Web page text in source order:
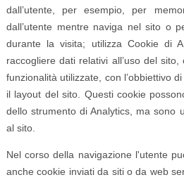
dall’utente, per esempio, per
dall’utente mentre naviga nel sito o
durante la visita; utilizza Cookie di
raccogliere dati relativi all’uso del
funzionalità utilizzate, con l’obbiettivo
il layout del sito. Questi cookie
dello strumento di Analytics, ma sono
al sito.
Nel corso della navigazione l'utente
anche cookie inviati da siti o da web